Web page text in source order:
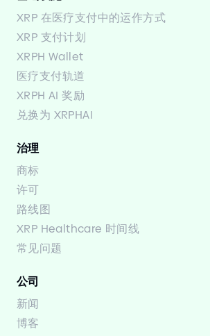
XRP 在医疗支付中的运作方式
XRP 支付计划
XRPH Wallet
医疗支付轨道
XRPH AI 奖励
兑换为 XRPHAI
治理
商标
许可
路线图
XRP Healthcare 时间线
常见问题
公司
新闻
博客